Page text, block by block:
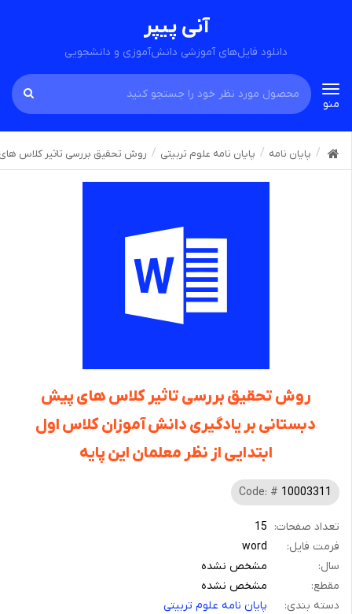
آنی پیپر
دانلود فایل‌های آموزشی دانش‌آموزی و دانشجویی
Toggle
navigation
منو
پایان نامه پایان نامه علوم تربیتی روش تحقیق بررسی تاثیر کلاس های
روش تحقیق بررسی تاثیر کلاس های پیش
دبستانی بر یادگیری دانش آموزان کلاس اول
ابتدایی از نظر معلمان این پایه
Code: # 10003311
تعداد صفحات: 15
فرمت فایل:
word
سال:
مشخص نشده
مقطع:
مشخص نشده
دسته بندی:
پایان نامه علوم تربیتی